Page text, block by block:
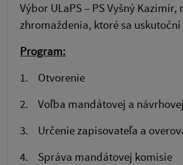
Výbor ULaPS – PS Vyšný
zhromaždenia, ktoré sa uskutoční
Program:
1. Otvorenie
2. Voľba mandátovej a
3. Určenie zapisovateľa a
4. Správa mandátovej komisie